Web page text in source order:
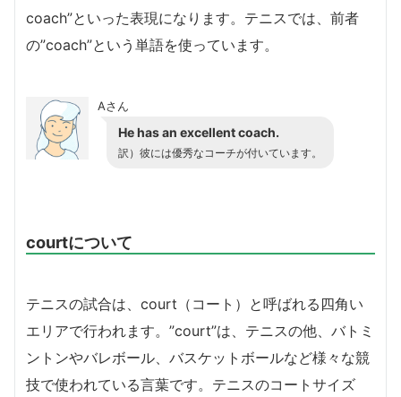
coach”といった表現になります。テニスでは、前者
の”coach”という単語を使っています。
Aさん
He has an excellent coach.
訳）彼には優秀なコーチが付いています。
courtについて
テニスの試合は、court（コート）と呼ばれる四角い
エリアで行われます。”court”は、テニスの他、バトミ
ントンやバレボール、バスケットボールなど様々な競
技で使われている言葉です。テニスのコートサイズ